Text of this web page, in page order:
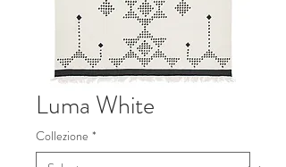
Luma White
Collezione *